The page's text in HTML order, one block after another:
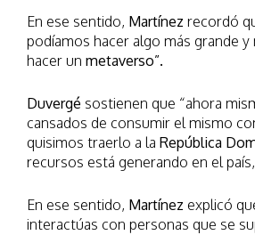
En ese sentido, Martínez recordó
podíamos hacer algo más grande
hacer un metaverso”.
Duvergé sostienen que “ahora
cansados de consumir el mismo
quisimos traerlo a la República
recursos está generando en el
En ese sentido, Martínez explicó
interactúas con personas que se